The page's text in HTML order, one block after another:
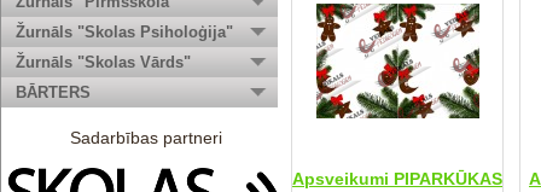
Žurnāls "Skolas Psiholoģija"
Žurnāls "Skolas Vārds"
BĀRTERS
Sadarbības partneri
Apsveikumi PIPARKŪKAS